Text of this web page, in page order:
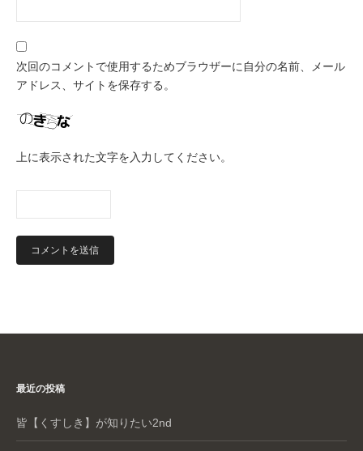
次回のコメントで使用するためブラウザーに自分の名前、メール
アドレス、サイトを保存する。
上に表示された文字を入力してください。
最近の投稿
皆【くすしき】が知りたい2nd